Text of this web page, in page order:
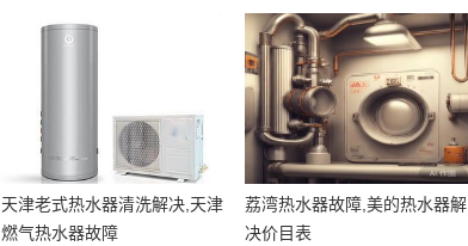
天津老式热水器清洗解决,天津
燃气热水器故障
荔湾热水器故障,美的热水器解
决价目表